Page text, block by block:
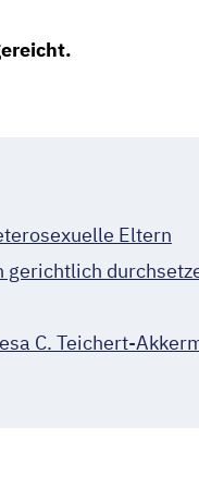
Paar Cristin G.
Eltern
gerichtlich
C. Teichert-